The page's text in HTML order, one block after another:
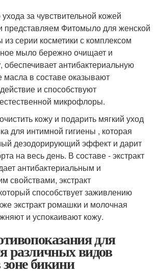
за чувствительной кожей
представляем Фитомыло для женской
из серии косметики с комплексом
мыло бережно очищает и
обеспечивает антибактериальную
в составе оказывают
и способствуют
микрофлоры.
кожу и подарить мягкий уход
для интимной гигиены , которая
дезодорирующий эффект и дарит
на весь день. В составе - экстракт
антибактериальным и
свойствами, экстракт
способствует заживлению
экстракт ромашки и молочная
и успокаивают кожу.
для
различных видов
бикини